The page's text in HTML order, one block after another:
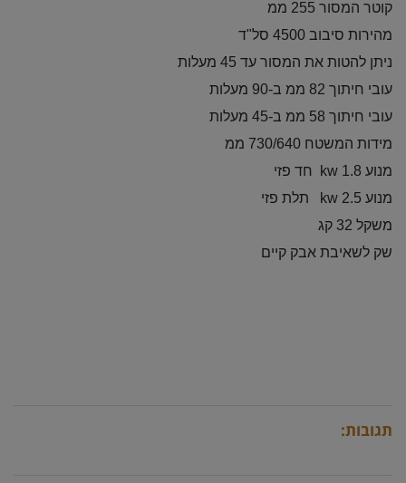
קוטר המסור 255 ממ
מהירות סיבוב 4500 סל"ד
ניתן להטות את המסור עד 45 מעלות
עובי חיתוך 82 ממ ב-90 מעלות
עובי חיתוך 58 ממ ב-45 מעלות
מידות המשטח 730/640 ממ
מנוע 1.8 kw חד פזי
מנוע 2.5 kw תלת פזי
משקל 32 קג
שק לשאיבת אבק קיים
תגובות: